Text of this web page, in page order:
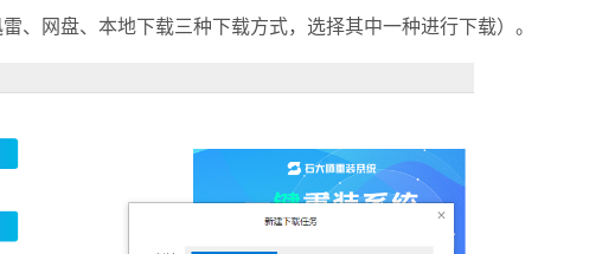
网盘、本地下载三种下载方式，选择其中一种进行下载）。